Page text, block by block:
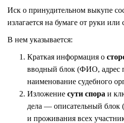
Иск о принудительном выкупе
излагается на бумаге от руки
В нем указывается:
Краткая информация о
вводный блок (ФИО, адрес
наименование судебного
Изложение сути спора и
дела — описательный
и проживания всех